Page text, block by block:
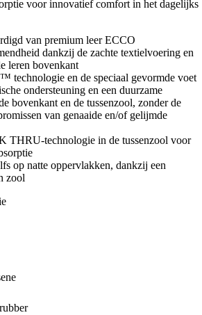
voor innovatief comfort in het dagelijks
van premium leer ECCO
dankzij de zachte textielvoering en
leren bovenkant
en de speciaal gevormde voet
ondersteuning en een duurzame
bovenkant en de tussenzool, zonder de
van genaaide en/of gelijmde
THRU-technologie in de tussenzool voor
op natte oppervlakken, dankzij een
zool